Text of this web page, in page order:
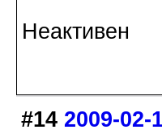
Неактивен
#14 2009-02-